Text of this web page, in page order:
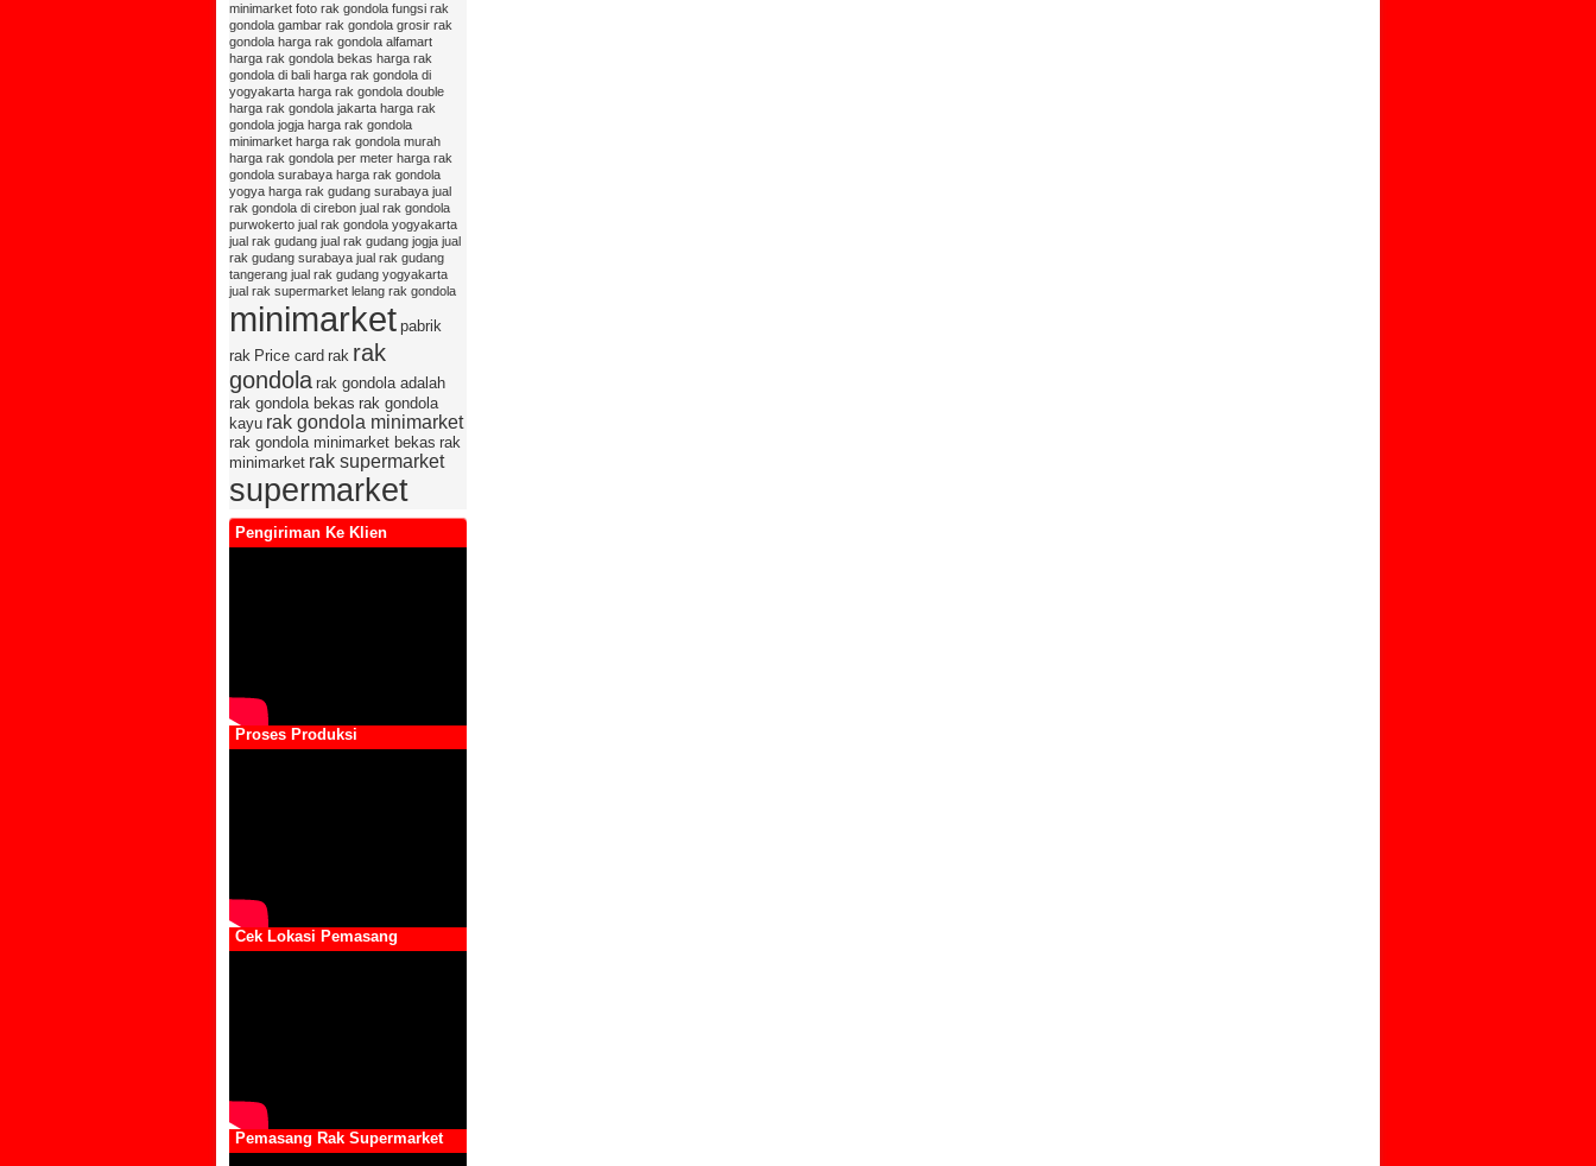
minimarket foto rak gondola fungsi rak
gondola gambar rak gondola grosir rak
gondola harga rak gondola alfamart
harga rak gondola bekas harga rak
gondola di bali harga rak gondola di
yogyakarta harga rak gondola double
harga rak gondola jakarta harga rak
gondola jogja harga rak gondola
minimarket harga rak gondola murah
harga rak gondola per meter harga rak
gondola surabaya harga rak gondola
yogya harga rak gudang surabaya jual
rak gondola di cirebon jual rak gondola
purwokerto jual rak gondola yogyakarta
jual rak gudang jual rak gudang jogja jual
rak gudang surabaya jual rak gudang
tangerang jual rak gudang yogyakarta
jual rak supermarket lelang rak gondola
minimarket pabrik
rak Price card rak rak
gondola rak gondola adalah
rak gondola bekas rak gondola
kayu rak gondola minimarket
rak gondola minimarket bekas rak
minimarket rak supermarket
supermarket
Pengiriman Ke Klien
Proses Produksi
Cek Lokasi Pemasang
Pemasang Rak Supermarket